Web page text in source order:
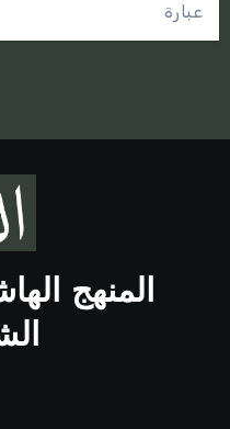
عبارة
المنهج